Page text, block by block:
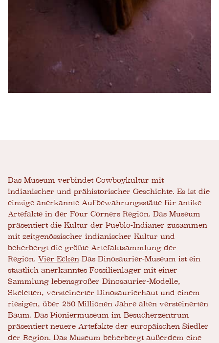
Das Museum verbindet Cowboykultur mit
indianischer und prähistorischer Geschichte. Es ist die
einzige anerkannte Aufbewahrungsstätte für antike
Artefakte in der Four Corners Region. Das Museum
präsentiert die Kultur der Pueblo-Indianer zusammen
mit zeitgenössischer indianischer Kultur und
beherbergt die größte Artefaktsammlung der
Region. Vier Ecken Das Dinosaurier-Museum ist ein
staatlich anerkanntes Fossilienlager mit einer
Sammlung lebensgroßer Dinosaurier-Modelle,
Skeletten, versteinerter Dinosaurierhaut und einem
riesigen, über 250 Millionen Jahre alten versteinerten
Baum. Das Pioniermuseum im Besucherzentrum
präsentiert neuere Artefakte der europäischen Siedler
der Region. Das Museum beherbergt außerdem eine